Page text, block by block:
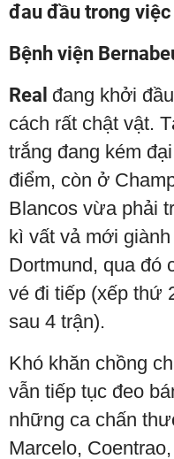
đau đầu trong
Bệnh viện
Real đang khởi
cách rất chật vật.
trắng đang kém
điểm, còn ở
Blancos vừa phải
kì vất vả mới
Dortmund, qua đó
vé đi tiếp (xếp thứ
sau 4 trận).
Khó khăn chồng
vẫn tiếp tục đeo
những ca chấn
Marcelo,